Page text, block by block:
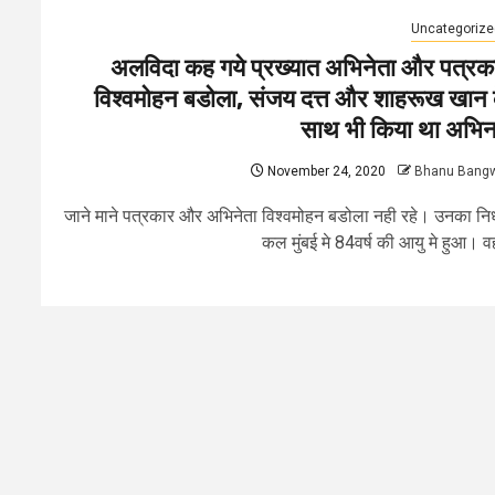
अलविदा कह गये प्रख्यात अभिनेता और
विश्वमोहन बडोला, संजय दत्त और शाहरूख
साथ भी किया था
November 24, 2020 Bhanu
जाने माने पत्रकार और अभिनेता विश्वमोहन बडोला नही रहे। उनका
कल मुंबई मे 84वर्ष की आयु मे हुआ।